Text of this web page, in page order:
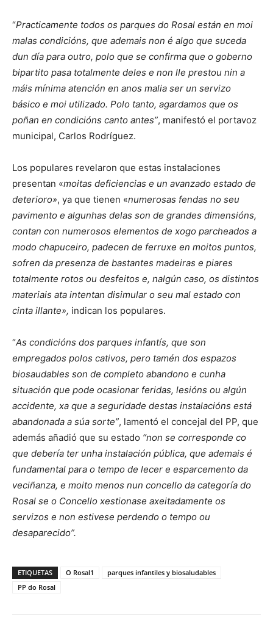
“Practicamente todos os parques do Rosal están en moi
malas condicións, que ademais non é algo que suceda
dun día para outro, polo que se confirma que o goberno
bipartito pasa totalmente deles e non lle prestou nin a
máis mínima atención en anos malia ser un servizo
básico e moi utilizado. Polo tanto, agardamos que os
poñan en condicións canto antes”, manifestó el portavoz
municipal, Carlos Rodríguez.
Los populares revelaron que estas instalaciones
presentan «moitas deficiencias e un avanzado estado de
deterioro», ya que tienen «numerosas fendas no seu
pavimento e algunhas delas son de grandes dimensións,
contan con numerosos elementos de xogo parcheados a
modo chapuceiro, padecen de ferruxe en moitos puntos,
sofren da presenza de bastantes madeiras e piares
totalmente rotos ou desfeitos e, nalgún caso, os distintos
materiais ata intentan disimular o seu mal estado con
cinta illante», indican los populares.
“As condicións dos parques infantís, que son
empregados polos cativos, pero tamén dos espazos
biosaudables son de completo abandono e cunha
situación que pode ocasionar feridas, lesións ou algún
accidente, xa que a seguridade destas instalacións está
abandonada a súa sorte”, lamentó el concejal del PP, que
además añadió que su estado “non se corresponde co
que debería ter unha instalación pública, que ademais é
fundamental para o tempo de lecer e esparcemento da
veciñanza, e moito menos nun concello da categoría do
Rosal se o Concello xestionase axeitadamente os
servizos e non estivese perdendo o tempo ou
desaparecido”.
ETIQUETAS O Rosal1
parques infantiles y biosaludables
PP do Rosal